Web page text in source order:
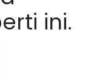
ini.